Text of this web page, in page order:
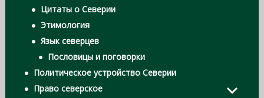
Цитаты о Северии
Этимология
Язык северцев
Пословицы и поговорки
Политическое устройство Северии
Право северское